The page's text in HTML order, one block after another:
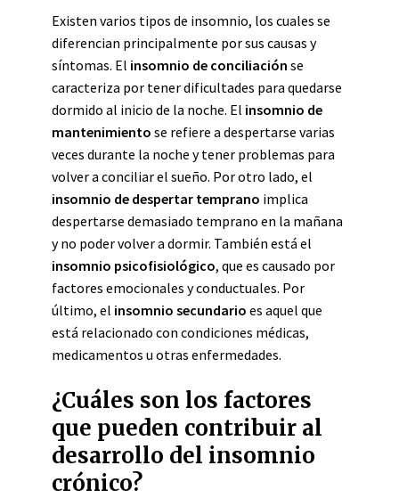
Existen varios tipos de insomnio, los cuales se
diferencian principalmente por sus causas y
síntomas. El insomnio de conciliación se
caracteriza por tener dificultades para quedarse
dormido al inicio de la noche. El insomnio de
mantenimiento se refiere a despertarse varias
veces durante la noche y tener problemas para
volver a conciliar el sueño. Por otro lado, el
insomnio de despertar temprano implica
despertarse demasiado temprano en la mañana
y no poder volver a dormir. También está el
insomnio psicofisiológico, que es causado por
factores emocionales y conductuales. Por
último, el insomnio secundario es aquel que
está relacionado con condiciones médicas,
medicamentos u otras enfermedades.
¿Cuáles son los factores
que pueden contribuir al
desarrollo del insomnio
crónico?